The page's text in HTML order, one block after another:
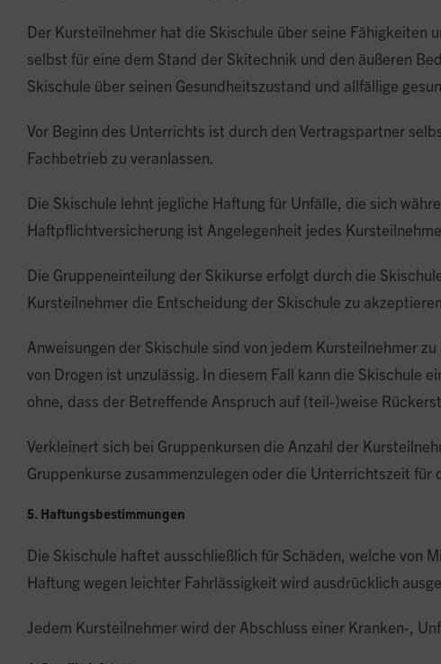
Der Kursteilnehmer hat die Skischule über seine Fähigkeiten
selbst für eine dem Stand der Skitechnik und den äußeren
Skischule über seinen Gesundheitszustand und allfällige
Vor Beginn des Unterrichts ist durch den Vertragspartner
Fachbetrieb zu veranlassen.
Die Skischule lehnt jegliche Haftung für Unfälle, die sich
Haftpflichtversicherung ist Angelegenheit jedes
Die Gruppeneinteilung der Skikurse erfolgt durch die
Kursteilnehmer die Entscheidung der Skischule zu
Anweisungen der Skischule sind von jedem Kursteilnehmer
von Drogen ist unzulässig. In diesem Fall kann die Skischule
ohne, dass der Betreffende Anspruch auf (teil-)weise
Verkleinert sich bei Gruppenkursen die Anzahl der
Gruppenkurse zusammenzulegen oder die Unterrichtszeit für
5. Haftungsbestimmungen
Die Skischule haftet ausschließlich für Schäden, welche von
Haftung wegen leichter Fahrlässigkeit wird ausdrücklich
Jedem Kursteilnehmer wird der Abschluss einer Kranken-,